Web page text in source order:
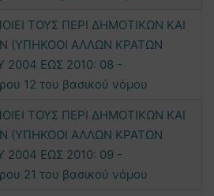
ΤΟΥΣ ΠΕΡΙ ΔΗΜΟΤΙΚΩΝ ΚΑΙ
(ΥΠΗΚΟΟΙ ΑΛΛΩΝ ΚΡΑΤΩΝ
ΕΩΣ 2010: 08 -
12 του βασικού νόμου
ΤΟΥΣ ΠΕΡΙ ΔΗΜΟΤΙΚΩΝ ΚΑΙ
(ΥΠΗΚΟΟΙ ΑΛΛΩΝ ΚΡΑΤΩΝ
ΕΩΣ 2010: 09 -
21 του βασικού νόμου